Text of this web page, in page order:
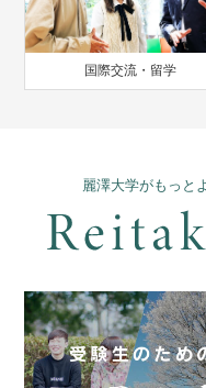
国際交流・留学
麗澤大学がもっと